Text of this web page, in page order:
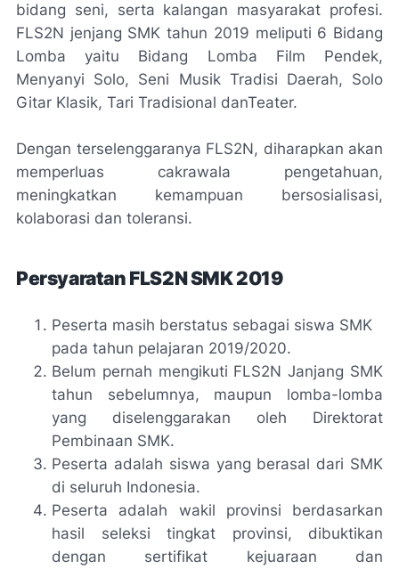
bidang seni, serta kalangan masyarakat profesi.
FLS2N jenjang SMK tahun 2019 meliputi 6 Bidang
Lomba yaitu Bidang Lomba Film Pendek,
Menyanyi Solo, Seni Musik Tradisi Daerah, Solo
Gitar Klasik, Tari Tradisional danTeater.
Dengan terselenggaranya FLS2N, diharapkan akan
memperluas cakrawala pengetahuan,
meningkatkan kemampuan bersosialisasi,
kolaborasi dan toleransi.
Persyaratan FLS2N SMK 2019
Peserta masih berstatus sebagai siswa SMK
pada tahun pelajaran 2019/2020.
Belum pernah mengikuti FLS2N Janjang SMK
tahun sebelumnya, maupun lomba-lomba
yang diselenggarakan oleh Direktorat
Pembinaan SMK.
Peserta adalah siswa yang berasal dari SMK
di seluruh Indonesia.
Peserta adalah wakil provinsi berdasarkan
hasil seleksi tingkat provinsi, dibuktikan
dengan sertifikat kejuaraan dan